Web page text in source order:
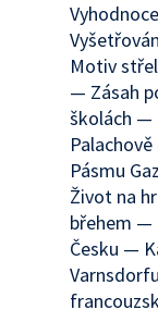
Motiv
— Zásah
školách —
Pásmu
Život na
břehem —
Česku —